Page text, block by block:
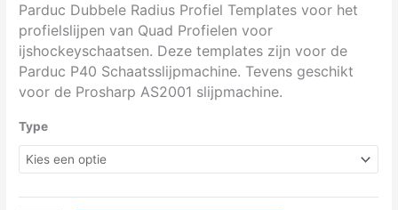
Parduc Dubbele Radius Profiel Templates voor het
profielslijpen van Quad Profielen voor
ijshockeyschaatsen. Deze templates zijn voor de
Parduc P40 Schaatsslijpmachine. Tevens geschikt
voor de Prosharp AS2001 slijpmachine.
Type